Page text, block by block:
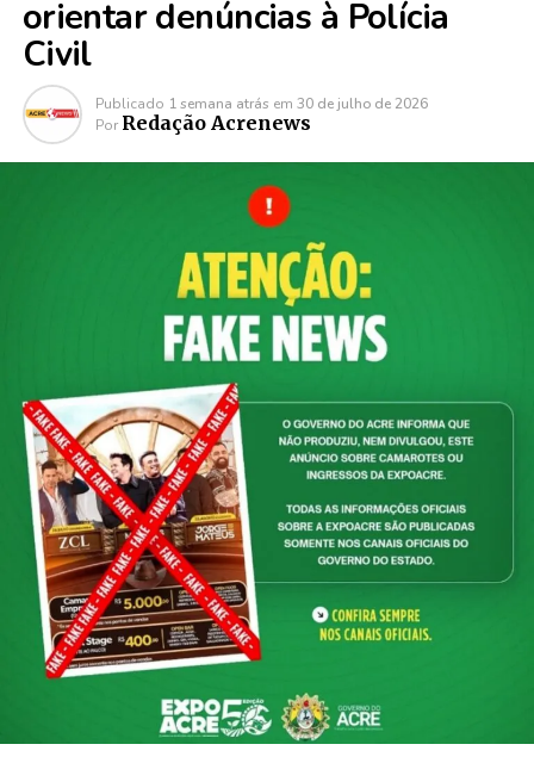
orientar denúncias à Polícia
Civil
Publicado 1 semana atrás em 30 de julho de 2026
Por Redação Acrenews